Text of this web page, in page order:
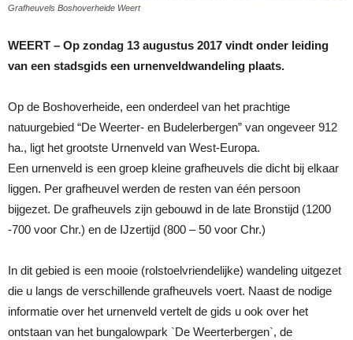
Grafheuvels Boshoverheide Weert
WEERT – Op zondag 13 augustus 2017 vindt onder leiding
van een stadsgids een urnenveldwandeling plaats.
Op de Boshoverheide, een onderdeel van het prachtige
natuurgebied “De Weerter- en Budelerbergen” van ongeveer 912
ha., ligt het grootste Urnenveld van West-Europa.
Een urnenveld is een groep kleine grafheuvels die dicht bij elkaar
liggen. Per grafheuvel werden de resten van één persoon
bijgezet. De grafheuvels zijn gebouwd in de late Bronstijd (1200
-700 voor Chr.) en de IJzertijd (800 – 50 voor Chr.)
In dit gebied is een mooie (rolstoelvriendelijke) wandeling uitgezet
die u langs de verschillende grafheuvels voert. Naast de nodige
informatie over het urnenveld vertelt de gids u ook over het
ontstaan van het bungalowpark `De Weerterbergen`, de